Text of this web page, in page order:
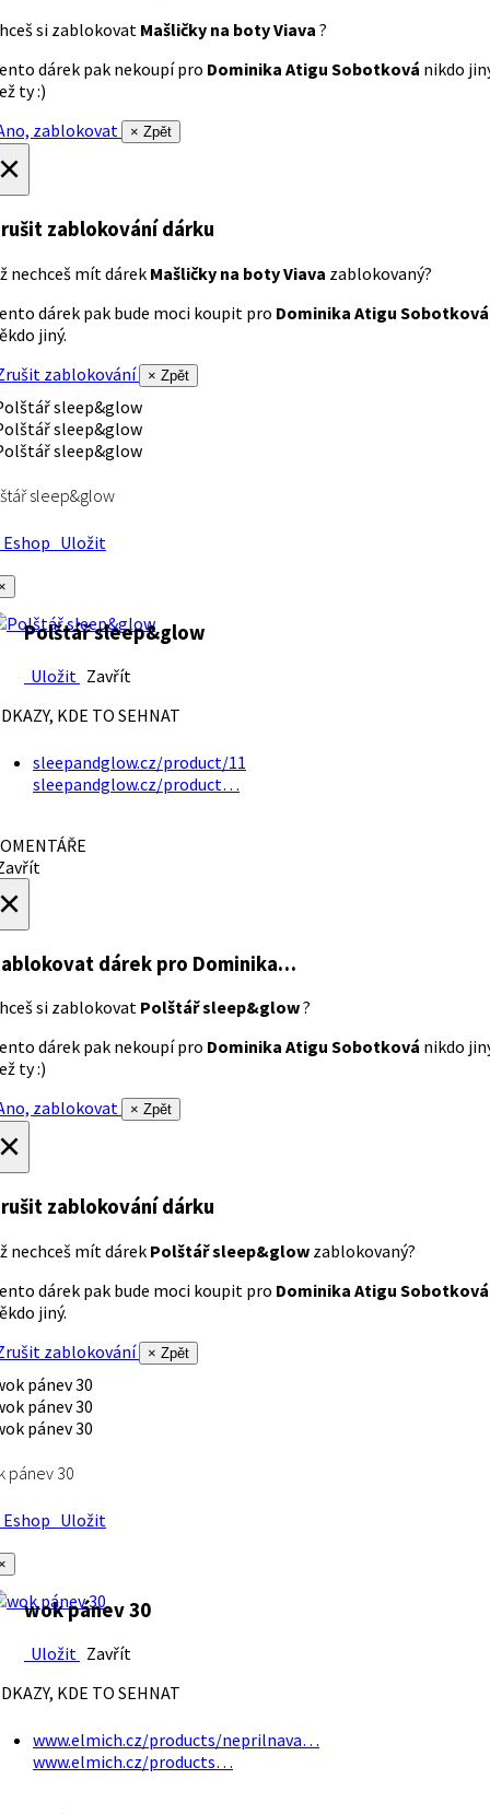
si zablokovat Mašličky na boty Viava ?
dárek pak nekoupí pro Dominika Atigu Sobotková nikdo
ty :)
zablokovat
× Zpět
zablokování dárku
nechceš mít dárek Mašličky na boty Viava zablokovaný?
dárek pak bude moci koupit pro Dominika Atigu Sobotková
jiný.
zablokování
× Zpět
sleep&glow
Uložit
Polštář sleep&glow
Uložit Zavřít
KDE TO SEHNAT
sleepandglow.cz/product/11
sleepandglow.cz/product…
dárek pro Dominika…
si zablokovat Polštář sleep&glow?
dárek pak nekoupí pro Dominika Atigu Sobotková nikdo
ty :)
zablokovat
× Zpět
zablokování dárku
nechceš mít dárek Polštář sleep&glow zablokovaný?
dárek pak bude moci koupit pro Dominika Atigu Sobotková
jiný.
zablokování
× Zpět
pánev 30
Uložit
wok pánev 30
Uložit Zavřít
KDE TO SEHNAT
www.elmich.cz/products/neprilnava…
www.elmich.cz/products…